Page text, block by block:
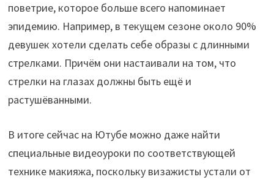
поветрие, которое больше всего напоминает
эпидемию. Например, в текущем сезоне около 90%
девушек хотели сделать себе образы с длинными
стрелками. Причём они настаивали на том, что
стрелки на глазах должны быть ещё и
растушёванными.
В итоге сейчас на Ютубе можно даже найти
специальные видеоуроки по соответствующей
технике макияжа, поскольку визажисты устали от